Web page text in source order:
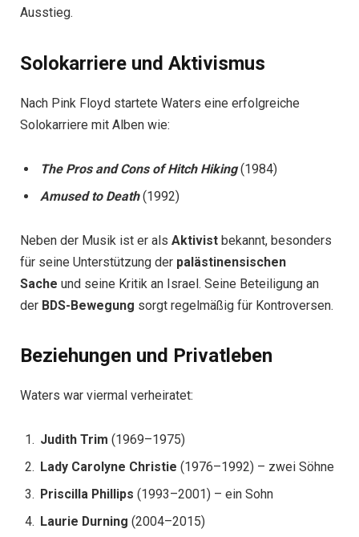
Ausstieg.
Solokarriere und Aktivismus
Nach Pink Floyd startete Waters eine erfolgreiche
Solokarriere mit Alben wie:
The Pros and Cons of Hitch Hiking(1984)
Amused to Death(1992)
Neben der Musik ist er als Aktivist bekannt, besonders
für seine Unterstützung der palästinensischen
Sache und seine Kritik an Israel. Seine Beteiligung an
der BDS-Bewegung sorgt regelmäßig für Kontroversen.
Beziehungen und Privatleben
Waters war viermal verheiratet:
Judith Trim (1969–1975)
Lady Carolyne Christie (1976–1992) – zwei Söhne
Priscilla Phillips (1993–2001) – ein Sohn
Laurie Durning (2004–2015)